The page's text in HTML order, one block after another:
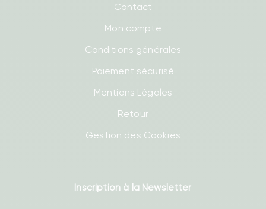
Contact
Mon compte
Conditions générales
Paiement sécurisé
Mentions Légales
Retour
Gestion des Cookies
Inscription à la Newsletter